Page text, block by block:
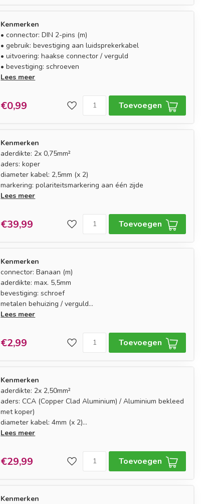
Kenmerken
• connector: DIN 2-pins (m)
• gebruik: bevestiging aan luidsprekerkabel
• uitvoering: haakse connector / verguld
• bevestiging: schroeven
Lees meer
€0,99 Toevoegen
Kenmerken
aderdikte: 2x 0,75mm²
aders: koper
diameter kabel: 2,5mm (x 2)
markering: polariteitsmarkering aan één zijde
Lees meer
€39,99 Toevoegen
Kenmerken
connector: Banaan (m)
aderdikte: max. 5,5mm
bevestiging: schroef
metalen behuizing / verguld
kleurmarkering: zwart (links)
Lees meer
€2,99 Toevoegen
Kenmerken
aderdikte: 2x 2,50mm²
aders: CCA (Copper Clad Aluminium) / Aluminium bekleed
met koper)
diameter kabel: 4mm (x 2)
markering: polariteitsmarkering aan één zijde
Lees meer
€29,99 Toevoegen
Kenmerken